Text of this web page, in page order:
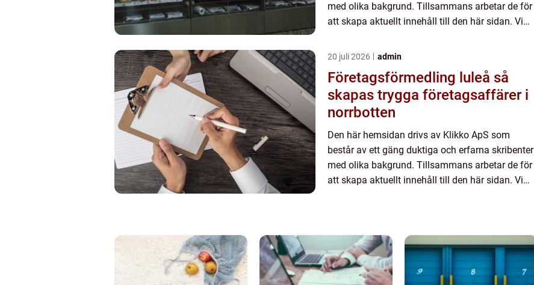
med olika bakgrund. Tillsammans arbetar de för
att skapa aktuellt innehåll till den här sidan. Vi
en massa olika ...
20 juli 2026 admin
Företagsförmedling luleå så
skapas trygga företagsaffärer i
norrbotten
Den här hemsidan drivs av Klikko ApS som
består av ett gäng duktiga och erfarna skribenter
med olika bakgrund. Tillsammans arbetar de för
att skapa aktuellt innehåll till den här sidan. Vi